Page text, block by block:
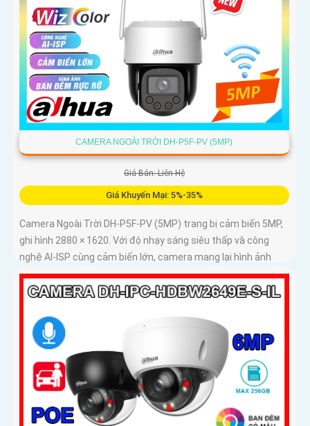
CAMERA NGOÀI TRỜI DH-P5F-PV (5MP)
Giá Bán: Liên Hệ
Giá Khuyến Mại: 5%-35%
Camera Ngoài Trời DH-P5F-PV (5MP) trang bị cảm biến 5MP,
ghi hình 2880 × 1620. Với độ nhạy sáng siêu thấp và công
nghệ AI-ISP cùng cảm biến lớn, camera mang lại hình ảnh
vượt trội cả ngày lẫn đêm